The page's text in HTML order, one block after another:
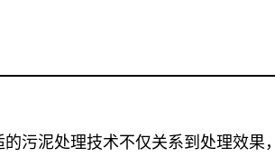
污泥处理技术不仅关系到处理效